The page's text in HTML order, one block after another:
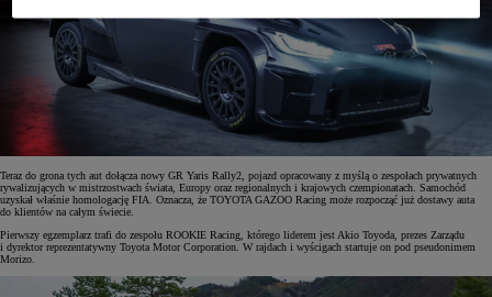
Teraz do grona tych aut dołącza nowy GR Yaris Rally2, pojazd opracowany z myślą o zespołach prywatnych
rywalizujących w mistrzostwach świata, Europy oraz regionalnych i krajowych czempionatach. Samochód
uzyskał właśnie homologację FIA. Oznacza, że TOYOTA GAZOO Racing może rozpocząć już dostawy auta
do klientów na całym świecie.
Pierwszy egzemplarz trafi do zespołu ROOKIE Racing, którego liderem jest Akio Toyoda, prezes Zarządu
i dyrektor reprezentatywny Toyota Motor Corporation. W rajdach i wyścigach startuje on pod pseudonimem
Morizo.